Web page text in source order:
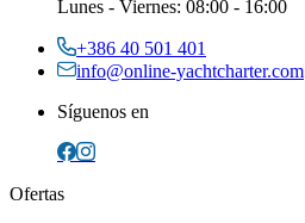
Lunes - Viernes: 08:00 - 16:00
+386 40 501 401
info@online-yachtcharter.com
Síguenos en
Ofertas